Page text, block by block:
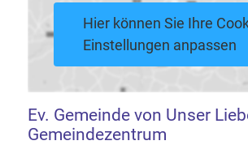
Hier können Sie Ihre
Einstellungen anpassen
Ev. Gemeinde von Unser
Gemeindezentrum